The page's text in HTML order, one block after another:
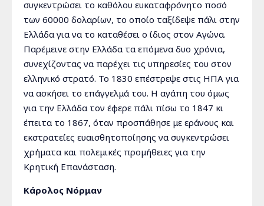
συγκεντρώσει το καθόλου ευκαταφρόνητο ποσό
των 60000 δολαρίων, το οποίο ταξίδεψε πάλι στην
Ελλάδα για να το καταθέσει ο ίδιος στον Αγώνα.
Παρέμεινε στην Ελλάδα τα επόμενα δυο χρόνια,
συνεχίζοντας να παρέχει τις υπηρεσίες του στον
ελληνικό στρατό. Το 1830 επέστρεψε στις ΗΠΑ για
να ασκήσει το επάγγελμά του. Η αγάπη του όμως
για την Ελλάδα τον έφερε πάλι πίσω το 1847 κι
έπειτα το 1867, όταν προσπάθησε με εράνους και
εκστρατείες ευαισθητοποίησης να συγκεντρώσει
χρήματα και πολεμικές προμήθειες για την
Κρητική Επανάσταση.
Κάρολος Νόρμαν